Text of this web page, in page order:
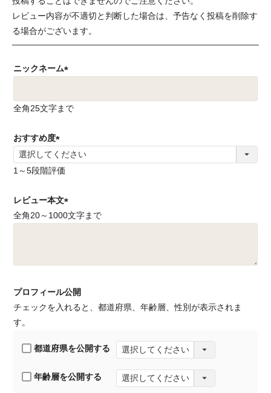
レビュー内容が不適切と判断した場合は、予告なく投稿を削除す
る場合がございます。
ニックネーム
必
須
全角25文字まで
おすすめ度
(
必
)
1～5段階評価
レビュー本文
(
全角20～1000文字まで
プロフィール公開
チェックを入れると、都道府県、年齢層、性別が表示されま
す。
都道府県を公開する
年齢層を公開する